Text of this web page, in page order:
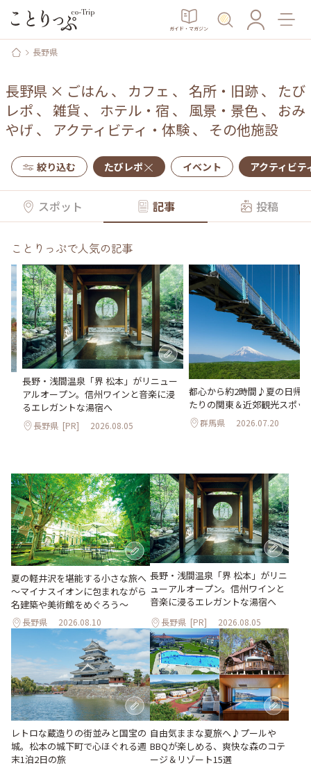
ガイド・マガジン
長野県
長野県 × ごはん 、 カフェ 、 名所・旧跡、 たび
レポ 、 雑貨 、 ホテル・宿 、 風景・景色、 おみ
やげ 、 アクティビティ・体験、 その他施設
絞り込む たびレポ イベント アクティビテ
スポット 記事 投稿
ことりっぷで人気の記事
長野・浅間温泉「界 松本」がリニュー
アルオープン。信州ワインと音楽に浸
るエレガントな湯宿へ
長野県 [PR] 2026.08.05
都心から約2時間♪夏の日帰
たりの関東＆近郊観光スポッ
群馬県 2026.07.20
夏の軽井沢を堪能する小さな旅へ
～マイナスイオンに包まれながら
名建築や美術館をめぐろう～
長野県 2026.08.10
長野・浅間温泉「界 松本」がリニ
ューアルオープン。信州ワインと
音楽に浸るエレガントな湯宿へ
長野県 [PR] 2026.08.05
レトロな蔵造りの街並みと国宝の
城。松本の城下町で心ほぐれる週
末1泊2日の旅
自由気ままな夏旅へ♪プールや
BBQが楽しめる、爽快な森のコテ
ージ＆リゾート15選